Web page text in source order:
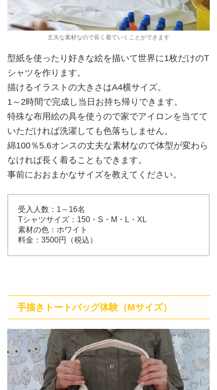
丈夫な素材なので長く着ていくことができます
型紙を使ったり好きな絵を描いて世界に1枚だけのT
シャツを作ります。
描けるイラストの大きさはA4横サイズ。
1～2時間で完成し当日お持ち帰りできます。
特殊な布用絵の具を使うので家でアイロンを当てて
いただければ洗濯しても色落ちしません。
綿100％5.6オンスの丈夫な素材なので体型が変わら
なければ長く着ることもできます。
事前におおまかなサイズを教えてください。
受入人数：1～16名
Tシャツサイズ：150・S・M・L・XL
素材の色：ホワイト
料金：3500円（税込）
手描きトートバッグ体験（Mサイズ）